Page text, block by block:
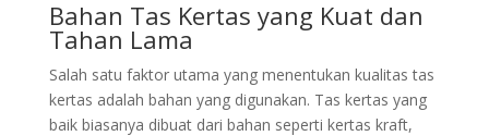
Bahan Tas Kertas yang Kuat dan
Tahan Lama
Salah satu faktor utama yang menentukan kualitas tas
kertas adalah bahan yang digunakan. Tas kertas yang
baik biasanya dibuat dari bahan seperti kertas kraft,